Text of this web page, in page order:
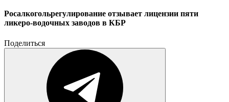
Росалкогольрегулирование отзывает лицензии пяти
ликеро-водочных заводов в КБР
Поделиться